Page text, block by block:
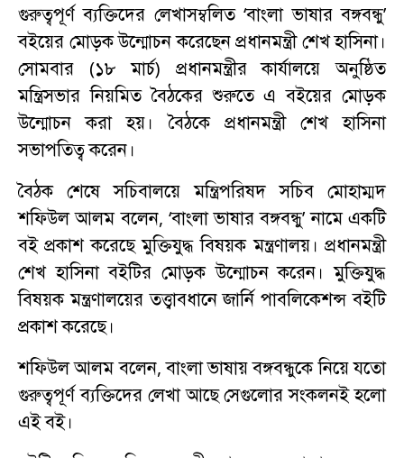
গুরুত্বপূর্ণ ব্যক্তিদের লেখাসম্বলিত ‘বাংলা ভাষার বঙ্গবন্ধু’
বইয়ের মোড়ক উন্মোচন করেছেন প্রধানমন্ত্রী শেখ হাসিনা।
সোমবার (১৮ মার্চ) প্রধানমন্ত্রীর কার্যালয়ে অনুষ্ঠিত
মন্ত্রিসভার নিয়মিত বৈঠকের শুরুতে এ বইয়ের মোড়ক
উন্মোচন করা হয়। বৈঠকে প্রধানমন্ত্রী শেখ হাসিনা
সভাপতিত্ব করেন।
বৈঠক শেষে সচিবালয়ে মন্ত্রিপরিষদ সচিব মোহাম্মদ
শফিউল আলম বলেন, ‘বাংলা ভাষার বঙ্গবন্ধু’ নামে একটি
বই প্রকাশ করেছে মুক্তিযুদ্ধ বিষয়ক মন্ত্রণালয়। প্রধানমন্ত্রী
শেখ হাসিনা বইটির মোড়ক উন্মোচন করেন। মুক্তিযুদ্ধ
বিষয়ক মন্ত্রণালয়ের তত্ত্বাবধানে জার্নি পাবলিকেশন্স বইটি
প্রকাশ করেছে।
শফিউল আলম বলেন, বাংলা ভাষায় বঙ্গবন্ধুকে নিয়ে যতো
গুরুত্বপূর্ণ ব্যক্তিদের লেখা আছে সেগুলোর সংকলনই হলো
এই বই।